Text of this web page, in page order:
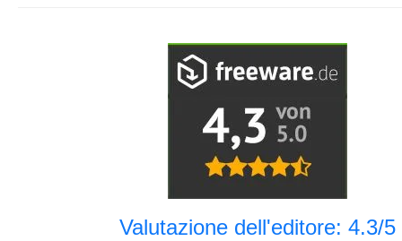
Valutazione dell'editore: 4.3/5